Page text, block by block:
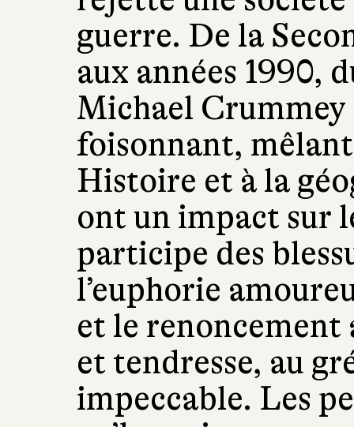
guerre. De la
aux années 1990,
Michael Crummey
foisonnant,
Histoire et à la
ont un impact sur
participe des
l’euphorie
et le renoncement
et tendresse, au
impeccable. Les